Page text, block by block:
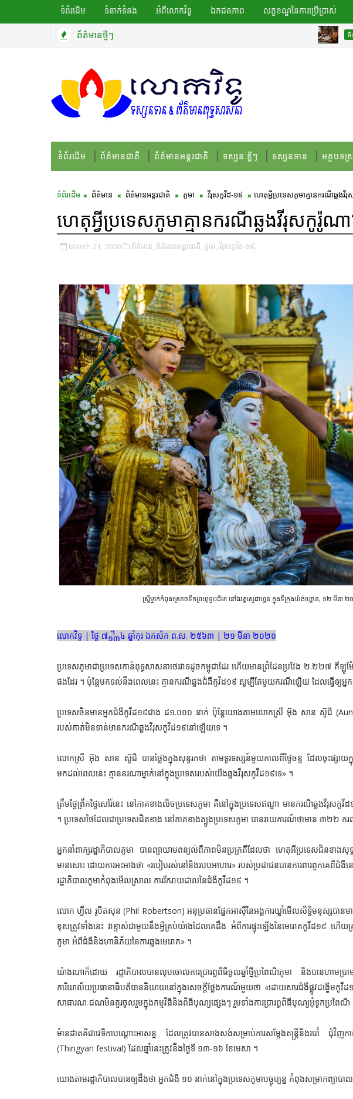
ទំព័រដើម ទំនាក់ទំនង អំពីលោកវិទូ ឯកជនភាព លក្ខខណ្ឌ​នៃ​ការប្រើប្រាស់
ព័ត៌មានថ្មីៗ ព្រះសង្ឃ
ទំព័រដើម ព័ត៌មានជាតិ ព័ត៌មានអន្តរជាតិ ទស្សនៈខ្លីៗ ទស្សនទាន អត្ថបទស្រ
ទំព័រដើម ព័ត៌មាន ព័ត៌មានអន្តរជាតិ ភូមា វីរុសកូវីដ-១៩ ហេតុអ្វីប្រទេសភូមាគ្មានករណីឆ្លង
ហេតុអ្វីប្រទេសភូមាគ្មានករណីឆ្លងវីរុសកូរ៉ូ
March 21, 2020 ព័ត៌មាន, ព័ត៌មានអន្តរជាតិ, ភូមា, វីរុសកូវីដ-១៩,
ស្ត្រីម្នាក់កំពុងស្រោចទឹកព្រះពុទ្ធបដិមា នៅឯវត្តស្វេដាហ្គន ក្នុងទីក្រុងយ៉ង់ហ្គោន, ១២ មីន
លោកវិទូ | ថ្ងៃ ៧᧽៤ ឆ្នាំកុរ ឯកស័ក ព.ស. ២៥៦៣ | ២១ មីនា ២០២០
ប្រទេសភូមាជាប្រទេសកាន់ពុទ្ធសាសនាថេរវាទដូចកម្ពុជាដែរ ហើយមានព្រំដែនប្រវែង ២.២២៧ គី
ផងដែរ ។ ប៉ុន្ដែមកទល់នឹងពេលនេះ គ្មានករណីឆ្លងជំងឺកូវីដ១៩ សូម្បីតែមួយករណីឡើយ ដែលធ្វើឲ្យអ្ន
ប្រទេសចិនមានអ្នកជំងឺកូវីដ១៩ជាង ៨១.០០០ នាក់ ប៉ុន្តែយោងតាមលោកស្រី អ៊ុង សាន ស៊ូជី
របស់គាត់មិនទាន់មានករណីឆ្លងវីរុសកូវីដ១៩នៅឡើយទេ ។
លោកស្រី អ៊ុង សាន ស៊ូជី បានថ្លែងក្នុងសុន្ទរកថា តាមទូរទស្សន៍មួយកាលពីថ្ងៃចន្ទ ដែលចុះផ្សាយក្
មកដល់ពេលនេះ គ្មាននរណាម្នាក់នៅក្នុងប្រទេសរបស់យើងឆ្លងវីរុសកូវីដ១៩ទេ» ។
ត្រឹមថ្ងៃព្រឹកថ្ងៃសៅរ៍នេះ នៅភាគខាងលិចប្រទេសភូមា គឺនៅក្នុងប្រទេសឥណ្ឌា មានករណីឆ្លងវីរុ
។ ប្រទេសថៃដែលជាប្រទេសជិតខាង នៅភាគខាងត្បូងប្រទេសភូមា បានរាយការណ៍ថាមាន ៣២២ ក
អ្នកនាំពាក្យរដ្ឋាភិបាលភូមា បានព្យាយាមពន្យល់ពីភាពមិនប្រក្រតីដែលថា ហេតុអីប្រទេសជិនខា
មានសោះ ដោយការអះអាងថា «របៀបរស់នៅនិងរបបអាហារ» របស់ប្រជាជនបានការពារពួកគេពីជំងឺន
រដ្ឋាភិបាលភូមាកំពុងមើលស្រាល ការរីករាយដាលនៃជំងឺកូវីដ១៩ ។
លោក ហ្វីល រូបឺតសុន (Phil Robertson) អនុប្រធានផ្នែកអាស៊ីនៃអង្គការឃ្លាំមើលសិទ្ធិមនុស្សបានម
ខុសត្រូវទាំងនេះ វាខ្ទាស់ជាមួយនឹងអ្វីគ្រប់យ៉ាងដែលគេដឹង អំពីការផ្ទុះឡើងនៃមេរោគកូវីដ១៩ ហ
ភូមា អំពីជំងឺនិងហានិភ័យនៃការឆ្លងមេរោគ» ។
យ៉ាងណាក៏ដោយ រដ្ឋាភិបាលបានលុបចោលការប្រារព្ធពិធីចូលឆ្នាំថ្មីប្រពៃណីភូមា និងបានហាមប្
ការិយាល័យប្រធានាធិបតីបាននិយាយនៅក្នុងសេចក្តីថ្លែងការណ៍មួយថា «ដោយសារជំងឺផ្លូវដង្ហើមកូ
សាធារណៈជណមិនគួរចូលរួមក្នុងកម្មវីធីនិងពិធីបុណ្យផ្សេងៗ រួមទាំងការប្រារព្ធពិធីបុណ្យអុំទូកប្រពៃណី
ម៉ានដាតគឺជាវេទិកាបណ្តោះអាសន្ន ដែលត្រូវបានសាងសង់សម្រាប់ការសម្តែងតន្រ្តីនិងរបាំ ជុំវិញ
(Thingyan festival) ដែលឆ្នាំនេះត្រូវនឹងថ្ងៃទី ១៣-១៦ ខែមេសា ។
យោងតាមរដ្ឋាភិបាលបានឲ្យដឹងថា អ្នកជំងឺ ១០ នាក់នៅក្នុងប្រទេសភូមាបច្ចុប្បន្ន កំពុងសម្រាកព្យាប